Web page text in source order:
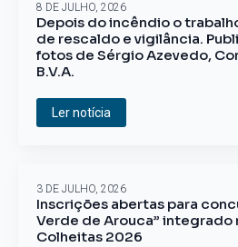
Depois do incêndio o
de rescaldo e vigilância.
fotos de Sérgio Azevedo,
B.V.A.
8 DE JULHO, 2026
Ler notícia
Inscrições abertas para
Verde de Arouca” integrado
Colheitas 2026
3 DE JULHO, 2026